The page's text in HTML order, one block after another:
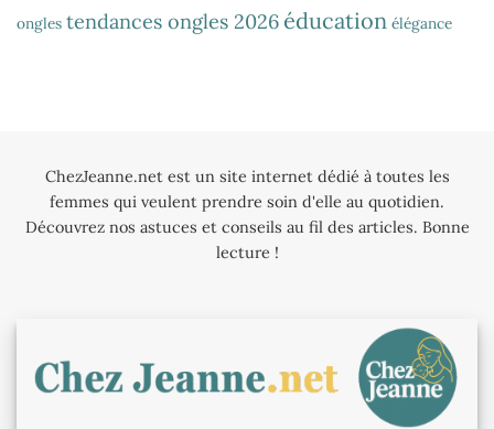
ongles tendances ongles 2026 éducation élégance
ChezJeanne.net est un site internet dédié à toutes les
femmes qui veulent prendre soin d'elle au quotidien.
Découvrez nos astuces et conseils au fil des articles. Bonne
lecture !